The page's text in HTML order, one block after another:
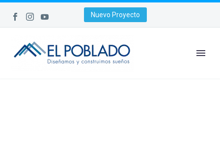
Nuevo Proyecto